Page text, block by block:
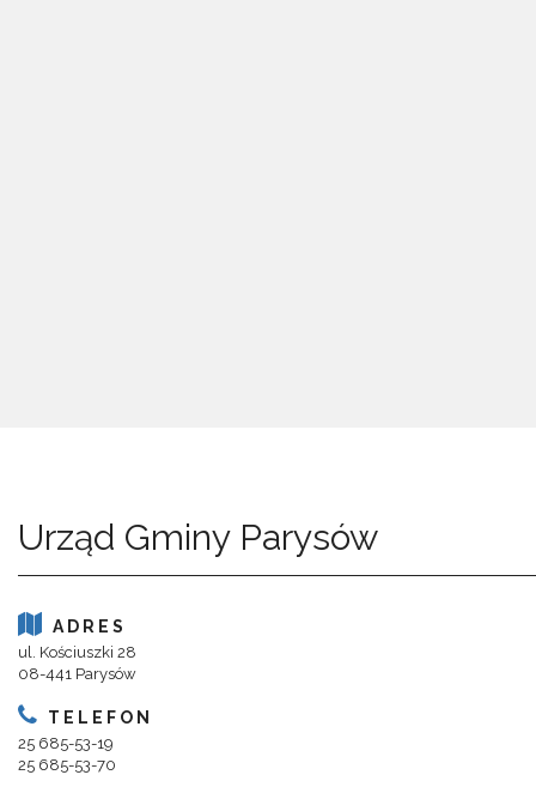
Urząd Gminy Parysów
ADRES
ul. Kościuszki 28
08-441 Parysów
TELEFON
25 685-53-19
25 685-53-70